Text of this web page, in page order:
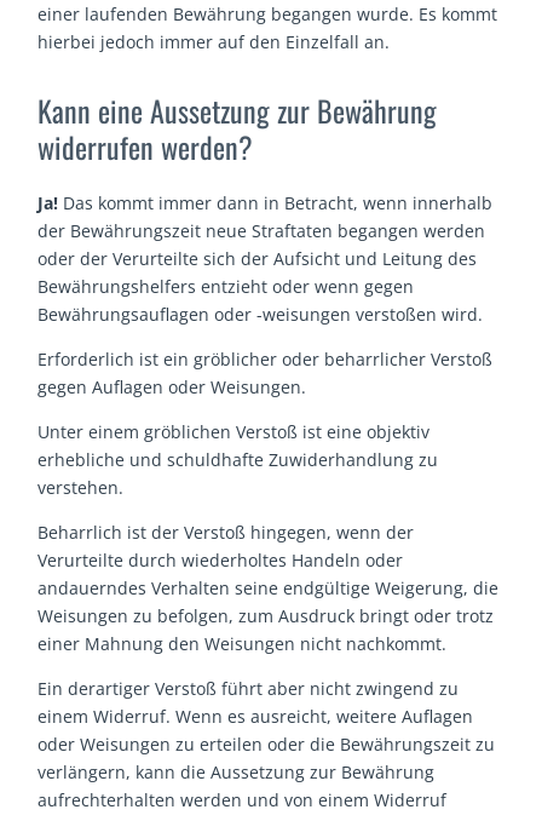
einer laufenden Bewährung begangen wurde. Es kommt
hierbei jedoch immer auf den Einzelfall an.
Kann eine Aussetzung zur Bewährung
widerrufen werden?
Ja! Das kommt immer dann in Betracht, wenn innerhalb
der Bewährungszeit neue Straftaten begangen werden
oder der Verurteilte sich der Aufsicht und Leitung des
Bewährungshelfers entzieht oder wenn gegen
Bewährungsauflagen oder -weisungen verstoßen wird.
Erforderlich ist ein gröblicher oder beharrlicher Verstoß
gegen Auflagen oder Weisungen.
Unter einem gröblichen Verstoß ist eine objektiv
erhebliche und schuldhafte Zuwiderhandlung zu
verstehen.
Beharrlich ist der Verstoß hingegen, wenn der
Verurteilte durch wiederholtes Handeln oder
andauerndes Verhalten seine endgültige Weigerung, die
Weisungen zu befolgen, zum Ausdruck bringt oder trotz
einer Mahnung den Weisungen nicht nachkommt.
Ein derartiger Verstoß führt aber nicht zwingend zu
einem Widerruf. Wenn es ausreicht, weitere Auflagen
oder Weisungen zu erteilen oder die Bewährungszeit zu
verlängern, kann die Aussetzung zur Bewährung
aufrechterhalten werden und von einem Widerruf